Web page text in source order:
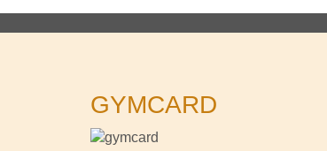
GYMCARD